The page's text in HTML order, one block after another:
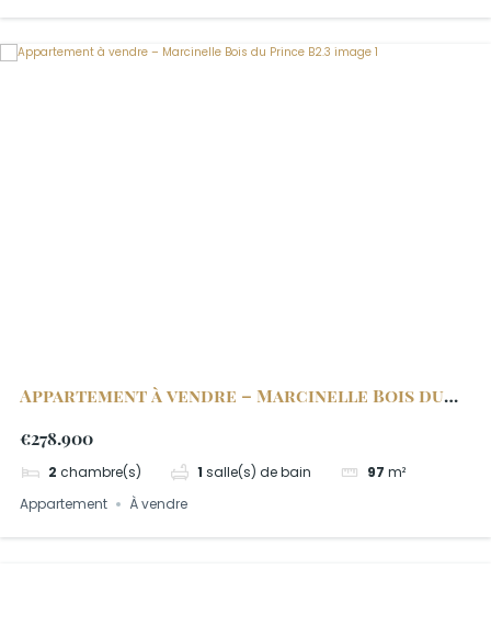
Appartement à vendre – Marcinelle Bois du
€278.900
2 chambre(s) 1 salle(s) de bain 97 m²
Appartement
À vendre